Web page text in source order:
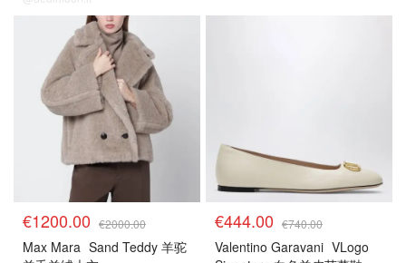
€1200.00 €2000.00
Max Mara Sand Teddy 羊驼
€444.00 €740.00
Valentino Garavani VLogo